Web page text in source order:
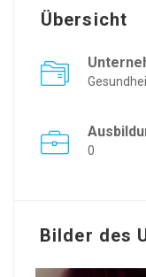
Übersicht
0
Bilder des